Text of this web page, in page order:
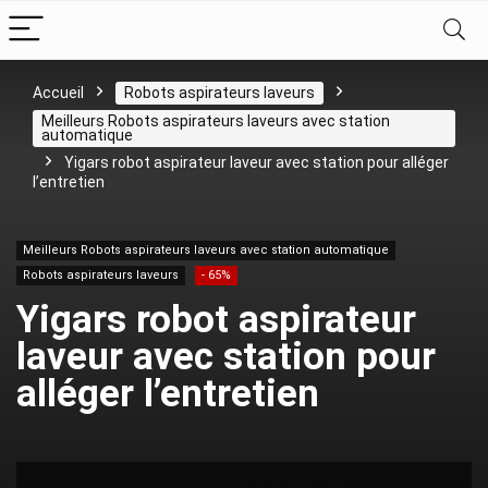
Accueil
Robots aspirateurs laveurs
Meilleurs Robots aspirateurs laveurs avec station
automatique
Yigars robot aspirateur laveur avec station pour alléger
l’entretien
Meilleurs Robots aspirateurs laveurs avec station automatique
Robots aspirateurs laveurs
- 65%
Yigars robot aspirateur
laveur avec station pour
alléger l’entretien